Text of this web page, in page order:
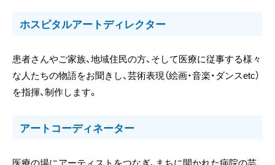
ホスピタルアートディレクター
患者さんやご家族、地域住民の方、そして医療に従事する様々
な人たちの物語をお聞きし、芸術表現（絵画・音楽・ダンスetc）
を指揮、制作します。
アートコーディネーター